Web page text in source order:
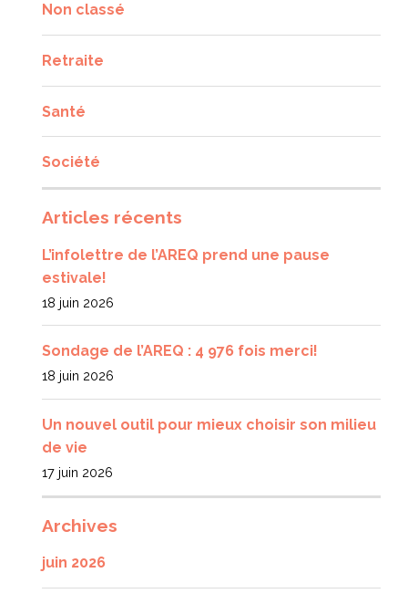
Non classé
Retraite
Santé
Société
Articles récents
L’infolettre de l’AREQ prend une pause
estivale!
18 juin 2026
Sondage de l’AREQ : 4 976 fois merci!
18 juin 2026
Un nouvel outil pour mieux choisir son milieu
de vie
17 juin 2026
Archives
juin 2026